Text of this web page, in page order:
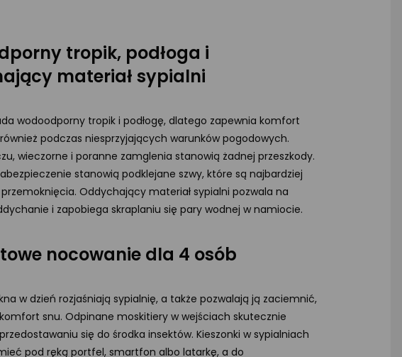
tropik, podłoga i
materiał sypialni
wodoodporny tropik i podłogę, dlatego zapewnia komfort
podczas niesprzyjających warunków pogodowych.
wieczorne i poranne zamglenia stanowią żadnej przeszkody.
stanowią podklejane szwy, które są najbardziej
Oddychający materiał sypialni pozwala na
i zapobiega skraplaniu się pary wodnej w namiocie.
nocowanie dla 4 osób
w dzień rozjaśniają sypialnię, a także pozwalają ją zaciemnić,
snu. Odpinane moskitiery w wejściach skutecznie
się do środka insektów. Kieszonki w sypialniach
pod ręką portfel, smartfon albo latarkę, a do